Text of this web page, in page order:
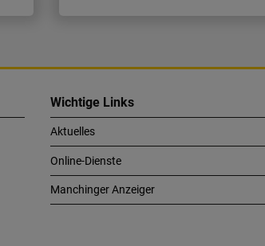
Wichtige Links
Aktuelles
Online-Dienste
Manchinger Anzeiger